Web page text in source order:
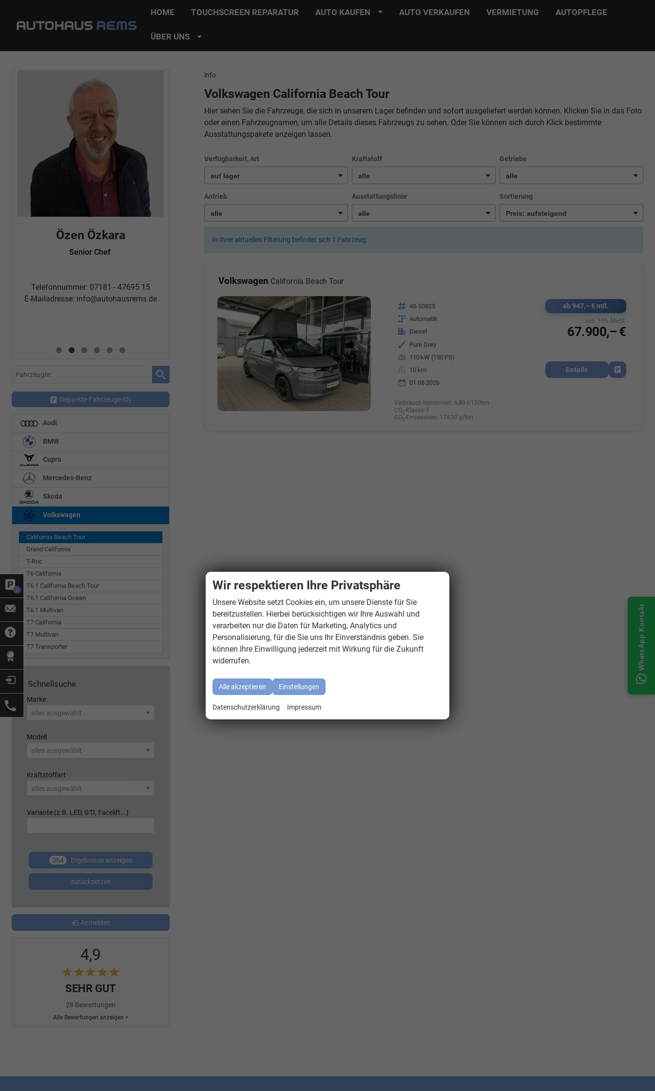
0
HOME TOUCHSCREEN REPARATUR AUTO KAUFEN AUTO VERKAUFEN VERMIETUNG AUTOPFLEGE
ÜBER UNS
info
Volkswagen California Beach Tour
Hier sehen Sie die Fahrzeuge, die sich in unserem Lager befinden und sofort ausgeliefert werden können. Klicken Sie in das Foto
oder einen Fahrzeugnamen, um alle Details dieses Fahrzeugs zu sehen. Oder Sie können sich durch Klick bestimmte
Ausstattungspakete anzeigen lassen.
Verfügbarkeit, Art Kraftstoff Getriebe
Antrieb Ausstattungslinie Sortierung
In Ihrer aktuellen Filterung befindet sich 1 Fahrzeug:
Volkswagen California Beach Tour
Fahrzeugnr. 48-50825
Getriebe Automatik
Kraftstoff Diesel
Außenfarbe Pure Grey
Leistung 110 kW (150 PS)
Kilometerstand
10 km
01.08.2026
Verbrauch kombiniert: 6,80 l/100km
CO2-Klasse: F
CO2-Emissionen: 174,00 g/km
ab 947,– € mtl.
67.900,– €
incl. 19% MwSt.
Details
Fahrzeug
Fatma Özyürek Oguz
Automobilkaufrau -Verkauf/Einkauf
E-Mailadresse:info@autohausrems.de
Özden Özkara-Budak
E-Mailadresse:info@autohausrems.de
E-Mailadresse:
E-Mailadresse:info@autohausrems.de
Fahrzeugnr.
Geparkte Fahrzeuge (0)
Audi
BMW
Cupra
Mercedes-Benz
Skoda
Volkswagen
California Beach Tour
Grand California
T-Roc
T6 California
T6.1 California Beach Tour
T6.1 California Ocean
T6.1 Multivan
T7 California
T7 Multivan
T7 Transporter
Schnellsuche
Marke
alles ausgewählt
Modell
alles ausgewählt
Kraftstoffart
alles ausgewählt
Variante (z.B. LED, GTI, Facelift...)
364 Ergebnisse anzeigen
zurücksetzen
Anmelden
4,9
SEHR GUT
28 Bewertungen
Alle Bewertungen anzeigen >
WhatsApp Kontakt
Wir respektieren Ihre Privatsphäre
Unsere Website setzt Cookies ein, um unsere Dienste für Sie
bereitzustellen. Hierbei berücksichtigen wir Ihre Auswahl und
verarbeiten nur die Daten für Marketing, Analytics und
Personalisierung, für die Sie uns Ihr Einverständnis geben. Sie
können Ihre Einwilligung jederzeit mit Wirkung für die Zukunft
widerrufen.
Alle akzeptieren Einstellungen
Datenschutzerklärung Impressum